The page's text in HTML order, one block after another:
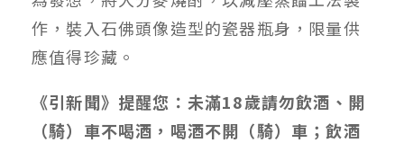
作，裝入石佛頭像造型的瓷器瓶身，限量供
應值得珍藏。
《引新聞》提醒您：未滿18歲請勿飲酒、開
（騎）車不喝酒，喝酒不開（騎）車；飲酒